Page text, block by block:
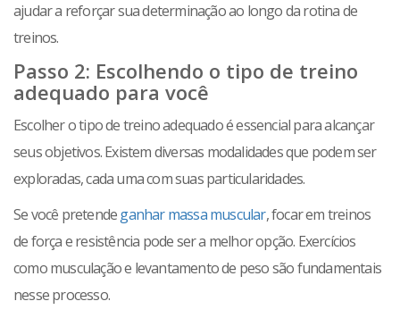
ajudar a reforçar sua determinação ao longo da rotina de
treinos.
Passo 2: Escolhendo o tipo de treino
adequado para você
Escolher o tipo de treino adequado é essencial para alcançar
seus objetivos. Existem diversas modalidades que podem ser
exploradas, cada uma com suas particularidades.
Se você pretendeganhar massa muscular, focar em treinos
de força e resistência pode ser a melhor opção. Exercícios
como musculação e levantamento de peso são fundamentais
nesse processo.